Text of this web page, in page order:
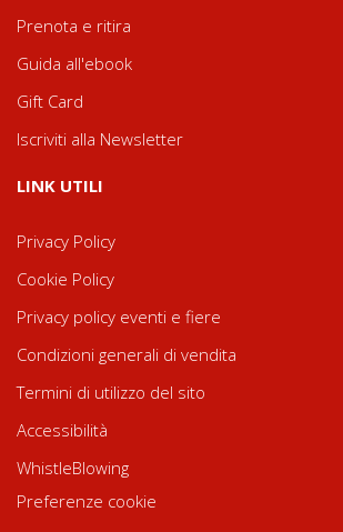
Prenota e ritira
Guida all'ebook
Gift Card
Iscriviti alla Newsletter
LINK UTILI
Privacy Policy
Cookie Policy
Privacy policy eventi e fiere
Condizioni generali di vendita
Termini di utilizzo del sito
Accessibilità
WhistleBlowing
Preferenze cookie